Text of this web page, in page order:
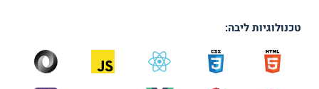
טכנולוגיות ליבה: